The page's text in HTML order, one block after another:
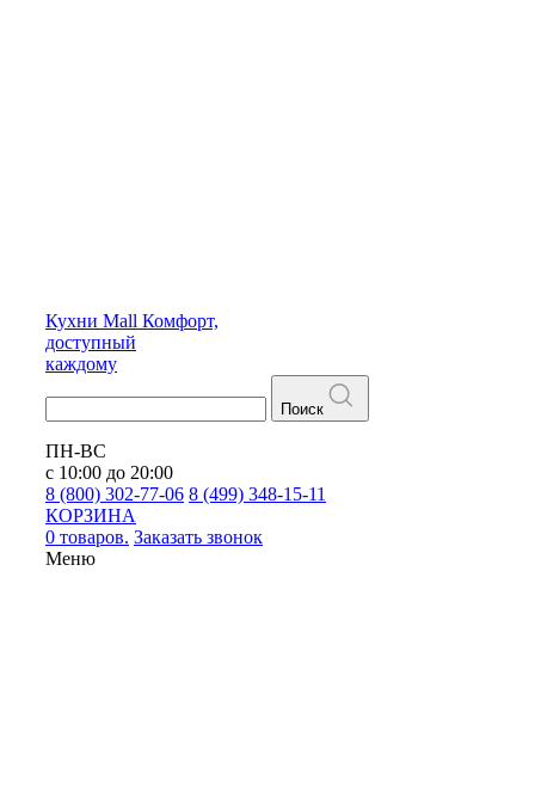
Кухни Mall Комфорт,
доступный
каждому
Поиск
ПН-ВС
с 10:00 до 20:00
8 (800) 302-77-06 8 (499) 348-15-11
КОРЗИНА
0 товаров. Заказать звонок
Меню